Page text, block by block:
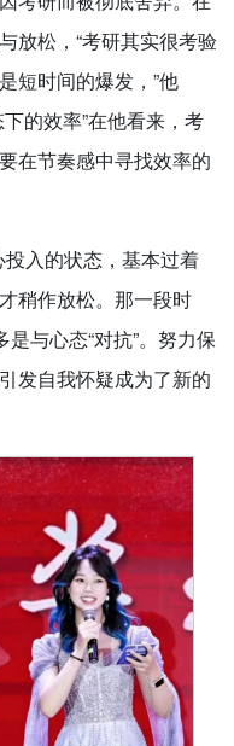
放松，“考研其实很考验
短时间的爆发，”他
的效率”在他看来，考
在节奏感中寻找效率的
入的状态，基本过着
稍作放松。那一段时
与心态“对抗”。努力保
发自我怀疑成为了新的